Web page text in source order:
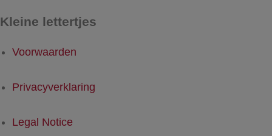
Kleine lettertjes
Voorwaarden
Privacyverklaring
Legal Notice